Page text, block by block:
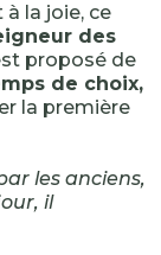
la joie, ce
des
proposé de
de choix,
la première
les anciens,
il